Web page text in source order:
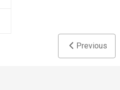
Previous